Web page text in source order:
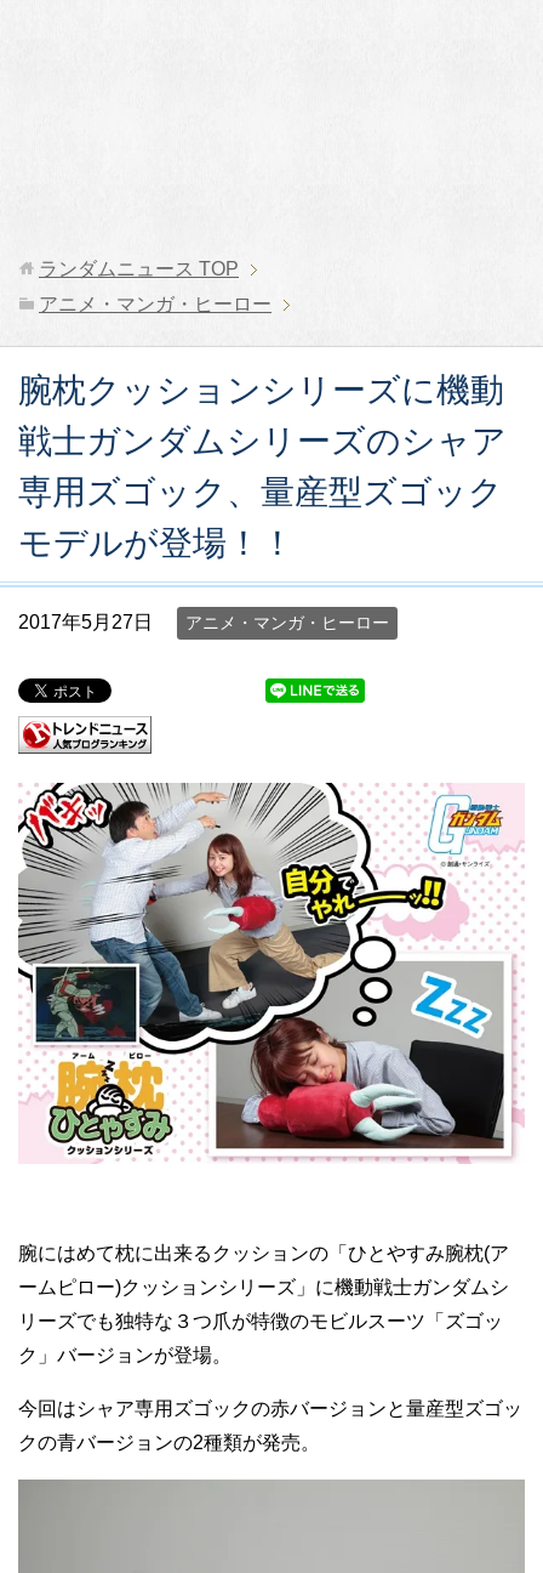
ランダムニュース TOP
アニメ・マンガ・ヒーロー
腕枕クッションシリーズに機動
戦士ガンダムシリーズのシャア
専用ズゴック、量産型ズゴック
モデルが登場！！
2017年5月27日 アニメ・マンガ・ヒーロー
腕にはめて枕に出来るクッションの「ひとやすみ腕枕(ア
ームピロー)クッションシリーズ」に機動戦士ガンダムシ
リーズでも独特な３つ爪が特徴のモビルスーツ「ズゴッ
ク」バージョンが登場。
今回はシャア専用ズゴックの赤バージョンと量産型ズゴッ
クの青バージョンの2種類が発売。